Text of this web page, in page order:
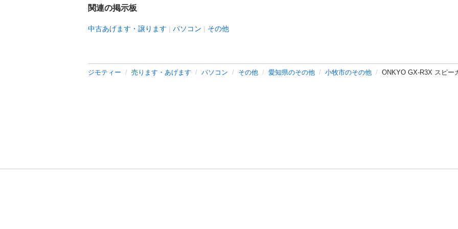
関連の掲示板
中古あげます・譲ります パソコン その他
ジモティー 売ります・あげます パソコン その他 愛知県のその他 小牧市のその他 ONKYO GX-R3X スピー